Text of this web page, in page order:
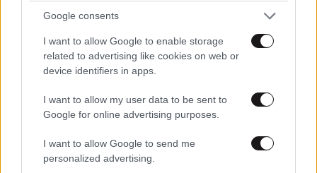
Google consents
I want to allow Google to enable storage
related to advertising like cookies on web or
device identifiers in apps.
I want to allow my user data to be sent to
Google for online advertising purposes.
I want to allow Google to send me
personalized advertising.